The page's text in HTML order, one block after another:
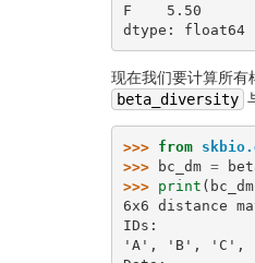
F    5.50
dtype: float64
现在我们要计算所有
beta_diversity
>>> from
>>>
bc_dm =
>>> print ( bc_dm
6x6 distance
IDs:
'A', 'B', 'C',